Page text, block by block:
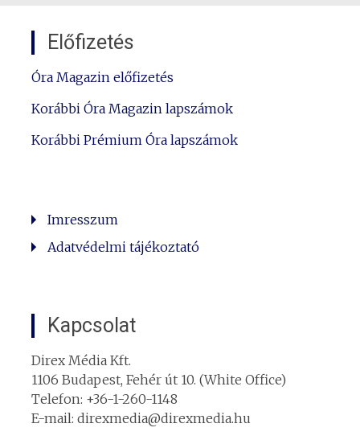
Előfizetés
Óra Magazin előfizetés
Korábbi Óra Magazin lapszámok
Korábbi Prémium Óra lapszámok
Imresszum
Adatvédelmi tájékoztató
Kapcsolat
Direx Média Kft.
1106 Budapest, Fehér út 10. (White Office)
Telefon: +36-1-260-1148
E-mail: direxmedia@direxmedia.hu